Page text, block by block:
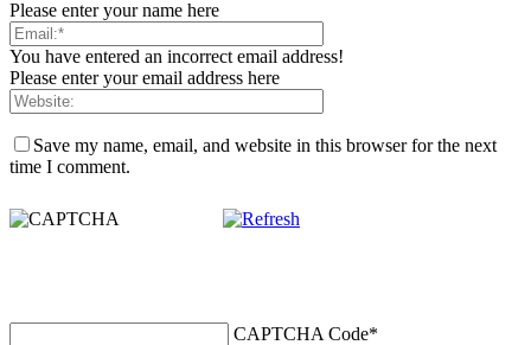
Please enter your name here
You have entered an incorrect email address!
Please enter your email address here
Save my name, email, and website in this browser for the next
time I comment.
CAPTCHA Code*